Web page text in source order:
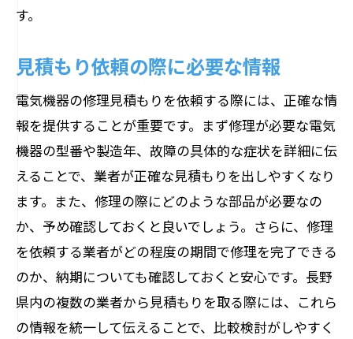
見積もり承認後の迅速な修理対応
修理完了後のフォローアップサービス
見積もりから修理までのトータルサポー
ト
なぜ長野県の電気機器修理は荻原電機に依頼
すべきなのか
地域密着の信頼あるサービス
高い技術力と実績
迅速な対応と確かな修理技術
お客様のニーズに合わせた柔軟な対応
す。
見積もり依頼の際に必要な情報
電気機器の修理見積もりを依頼する際には、正確な情
報を提供することが重要です。まず修理が必要な電気
機器の型番や製造年、故障の具体的な症状を詳細に伝
えることで、業者が正確な見積もりを出しやすくなり
ます。また、修理の際にどのような部品が必要なの
か、予め確認しておくと良いでしょう。さらに、修理
を依頼する業者がどの程度の期間で修理を完了できる
のか、納期についても確認しておくと安心です。長野
県内の複数の業者から見積もりを取る際には、これら
の情報を統一して伝えることで、比較検討がしやすく